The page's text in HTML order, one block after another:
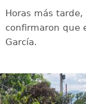
Horas más
confirmaron que
García.